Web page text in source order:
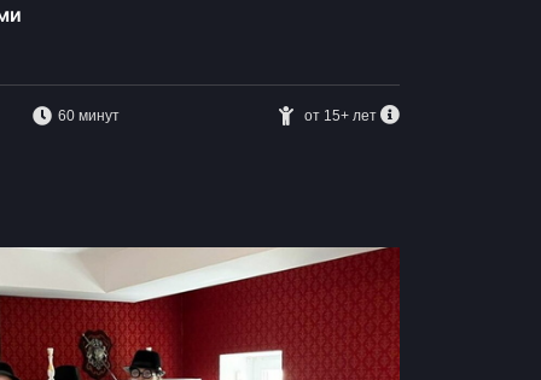
60 минут от 15+ лет